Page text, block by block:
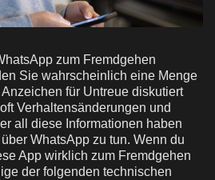
zum Fremdgehen
Sie wahrscheinlich eine Menge
für Untreue diskutiert
Verhaltensänderungen und
all diese Informationen haben
WhatsApp zu tun. Wenn du
App wirklich zum Fremdgehen
der folgenden technischen